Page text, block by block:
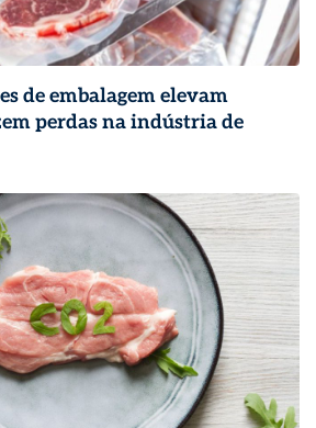
de embalagem elevam
perdas na indústria de